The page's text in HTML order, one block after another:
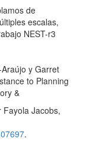
de
escalas,
NEST-r3
y Garret
to Planning
&
Fayola Jacobs,
.